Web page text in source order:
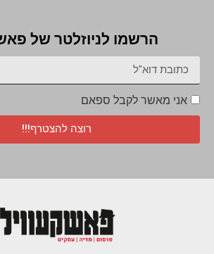
הרשמו לניוזלטר של
אני מאשר לקבל ספאם
רוצה להצטרף!!!